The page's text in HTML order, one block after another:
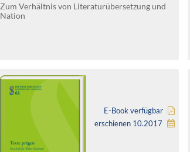
Zum Verhältnis von Literaturübersetzung und
Nation
E-Book verfügbar
erschienen 10.2017